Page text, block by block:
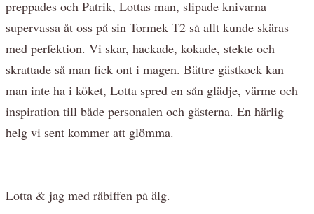
preppades och Patrik, Lottas man, slipade knivarna
supervassa åt oss på sin Tormek T2 så allt kunde skäras
med perfektion. Vi skar, hackade, kokade, stekte och
skrattade så man fick ont i magen. Bättre gästkock kan
man inte ha i köket, Lotta spred en sån glädje, värme och
inspiration till både personalen och gästerna. En härlig
helg vi sent kommer att glömma.
Lotta & jag med råbiffen på älg.